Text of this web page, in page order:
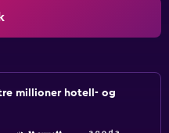
millioner hotell- og